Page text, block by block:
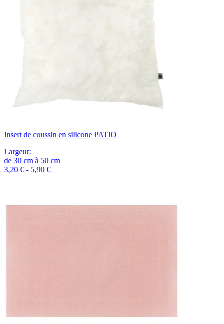
Insert de coussin en silicone PATIO
Largeur:
de 30 cm à 50 cm
3,20 € - 5,90 €